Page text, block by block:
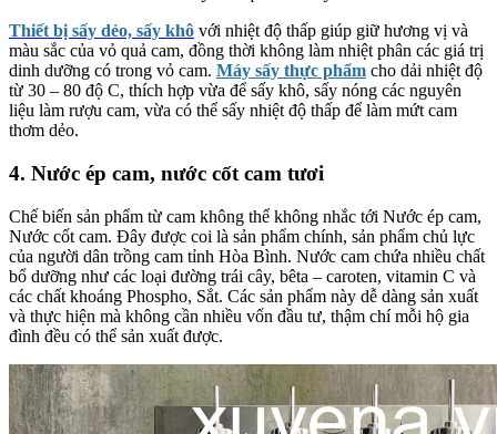
Thiết bị sấy dẻo, sấy khô với nhiệt độ thấp giúp giữ hương vị và
màu sắc của vỏ quả cam, đồng thời không làm nhiệt phân các giá trị
dinh dưỡng có trong vỏ cam. Máy sấy thực phẩm cho dải nhiệt độ
từ 30 – 80 độ C, thích hợp vừa để sấy khô, sấy nóng các nguyên
liệu làm rượu cam, vừa có thể sấy nhiệt độ thấp để làm mứt cam
thơm dẻo.
4. Nước ép cam, nước cốt cam tươi
Chế biến sản phẩm từ cam không thể không nhắc tới Nước ép cam,
Nước cốt cam. Đây được coi là sản phẩm chính, sản phẩm chủ lực
của người dân trồng cam tỉnh Hòa Bình. Nước cam chứa nhiều chất
bổ dưỡng như các loại đường trái cây, bêta – caroten, vitamin C và
các chất khoáng Phospho, Sắt. Các sản phẩm này dễ dàng sản xuất
và thực hiện mà không cần nhiều vốn đầu tư, thậm chí mỗi hộ gia
đình đều có thể sản xuất được.